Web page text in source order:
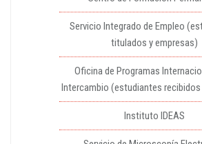
Servicio Integrado de Empleo
titulados y empresas)
Oficina de Programas
Intercambio (estudiantes recibidos
Instituto IDEAS